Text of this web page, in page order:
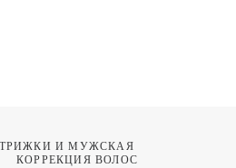
И МУЖСКАЯ
КОРРЕКЦИЯ ВОЛОС